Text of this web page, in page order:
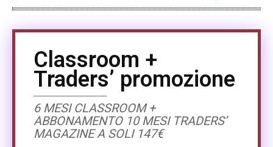
Classroom +
Traders’ promozione
6 MESI CLASSROOM +
ABBONAMENTO 10 MESI TRADERS’
MAGAZINE A SOLI 147€